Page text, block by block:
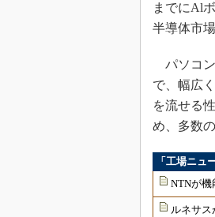
までにAl
半導体市
パソコン
で、幅広
を流せる
め、多数
「工場ニュ
NTNが機
ルネサス